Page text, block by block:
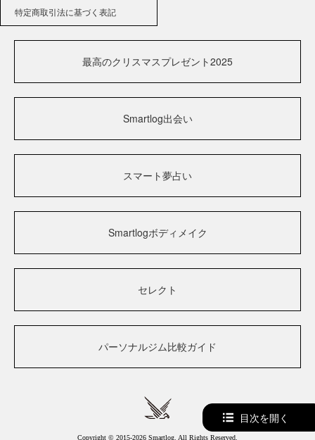
特定商取引法に基づく表記
最高のクリスマスプレゼント2025
Smartlog出会い
スマート夢占い
Smartlogボディメイク
セレクト
パーソナルジム比較ガイド
Copyright © 2015-2026 Smartlog. All Rights Reserved.
目次を開く